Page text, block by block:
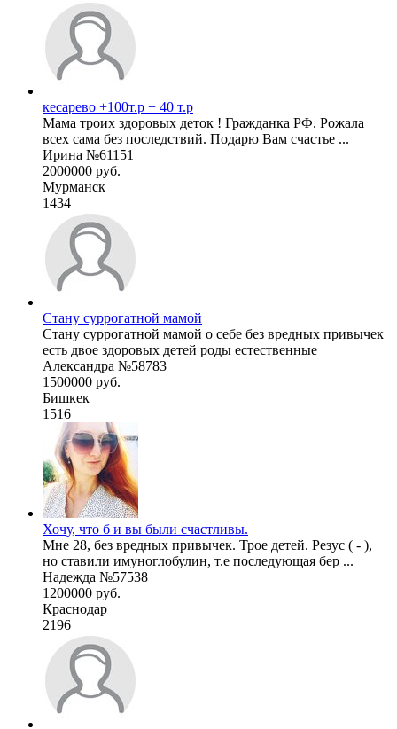
кесарево +100т.р + 40 т.р
Мама троих здоровых деток ! Гражданка РФ. Рожала
всех сама без последствий. Подарю Вам счастье ...
Ирина №61151
2000000 руб.
Мурманск
1434
Стану суррогатной мамой
Стану суррогатной мамой о себе без вредных привычек
есть двое здоровых детей роды естественные
Александра №58783
1500000 руб.
Бишкек
1516
Хочу, что б и вы были счастливы.
Мне 28, без вредных привычек. Трое детей. Резус ( - ),
но ставили имуноглобулин, т.е последующая бер ...
Надежда №57538
1200000 руб.
Краснодар
2196